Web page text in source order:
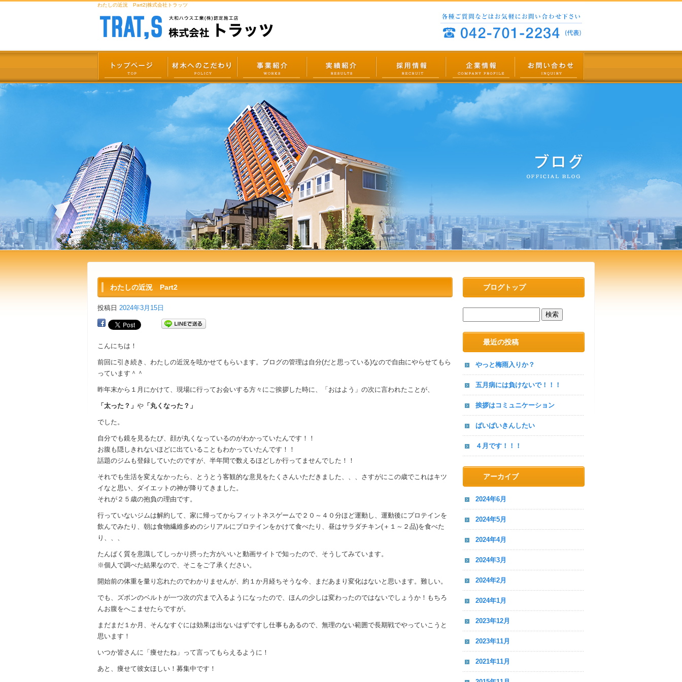
わたしの近況 Part2|株式会社トラッツ
わたしの近況 Part2
投稿日 2024年3月15日
こんにちは！
前回に引き続き、わたしの近況を呟かせてもらいます。ブログの管理は自分(だと思っている)なので自由にやらせてもら
っています＾＾
昨年末から１月にかけて、現場に行ってお会いする方々にご挨拶した時に、「おはよう」の次に言われたことが、
「太った？」 や 「丸くなった？」
でした。
自分でも鏡を見るたび、顔が丸くなっているのがわかっていたんです！！
お腹も隠しきれないほどに出ていることもわかっていたんです！！
話題のジムも登録していたのですが、半年間で数えるほどしか行ってませんでした！！
それでも生活を変えなかったら、とうとう客観的な意見をたくさんいただきました、、、さすがにこの歳でこれはキツ
イなと思い、ダイエットの神が降りてきました。
それが２５歳の抱負の理由です。
行っていないジムは解約して、家に帰ってからフィットネスゲームで２０～４０分ほど運動し、運動後にプロテインを
飲んでみたり、朝は食物繊維多めのシリアルにプロテインをかけて食べたり、昼はサラダチキン(＋１～２品)を食べた
り、、、
たんぱく質を意識してしっかり摂った方がいいと動画サイトで知ったので、そうしてみています。
※個人で調べた結果なので、そこをご了承ください。
開始前の体重を量り忘れたのでわかりませんが、約１か月経ちそうな今、まだあまり変化はないと思います。難しい。
でも、ズボンのベルトが一つ次の穴まで入るようになったので、ほんの少しは変わったのではないでしょうか！もちろ
んお腹をへこませたらですが。
まだまだ１か月、そんなすぐには効果は出ないはずですし仕事もあるので、無理のない範囲で長期戦でやっていこうと
思います！
いつか皆さんに「痩せたね」って言ってもらえるように！
あと、痩せて彼女ほしい！募集中です！
ブログトップ
最近の投稿
やっと梅雨入りか？
五月病には負けないで！！！
挨拶はコミュニケーション
ばいばいきんしたい
４月です！！！
アーカイブ
2024年6月
2024年5月
2024年4月
2024年3月
2024年2月
2024年1月
2023年12月
2023年11月
2021年11月